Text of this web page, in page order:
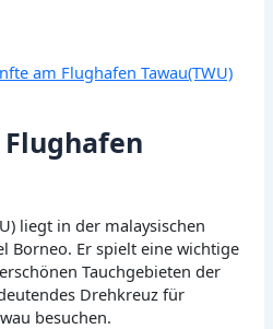
am Flughafen Tawau(TWU)
liegt in der malaysischen
Borneo. Er spielt eine wichtige
Tauchgebieten der
Drehkreuz für
besuchen.